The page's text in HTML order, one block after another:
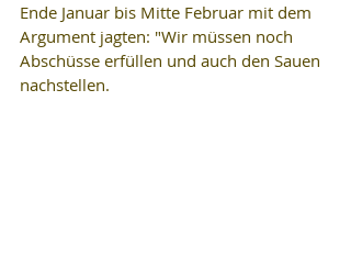
Ende Januar bis Mitte Februar mit dem
Argument jagten: "Wir müssen noch
Abschüsse erfüllen und auch den Sauen
nachstellen.